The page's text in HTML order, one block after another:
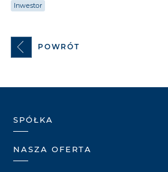
Inwestor
POWRÓT
SPÓŁKA
NASZA OFERTA